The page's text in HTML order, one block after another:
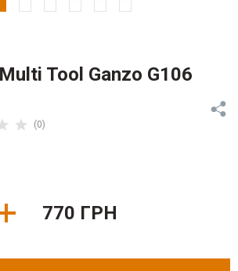
Tool Ganzo G106
(0)
770 ГРН